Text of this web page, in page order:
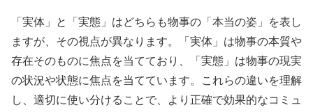
「実体」と「実態」はどちらも物事の「本当の姿」を表し
ますが、その視点が異なります。「実体」は物事の本質や
存在そのものに焦点を当てており、「実態」は物事の現実
の状況や状態に焦点を当てています。これらの違いを理解
し、適切に使い分けることで、より正確で効果的なコミュ